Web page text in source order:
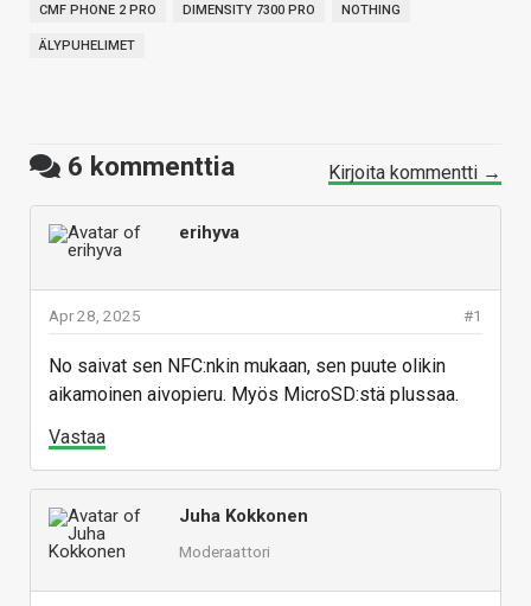
CMF PHONE 2 PRO DIMENSITY 7300 PRO NOTHING
ÄLYPUHELIMET
6 kommenttia Kirjoita kommentti →
erihyva
#1
Apr 28, 2025
No saivat sen NFC:nkin mukaan, sen puute olikin
aikamoinen aivopieru. Myös MicroSD:stä plussaa.
Vastaa
Juha Kokkonen
Moderaattori